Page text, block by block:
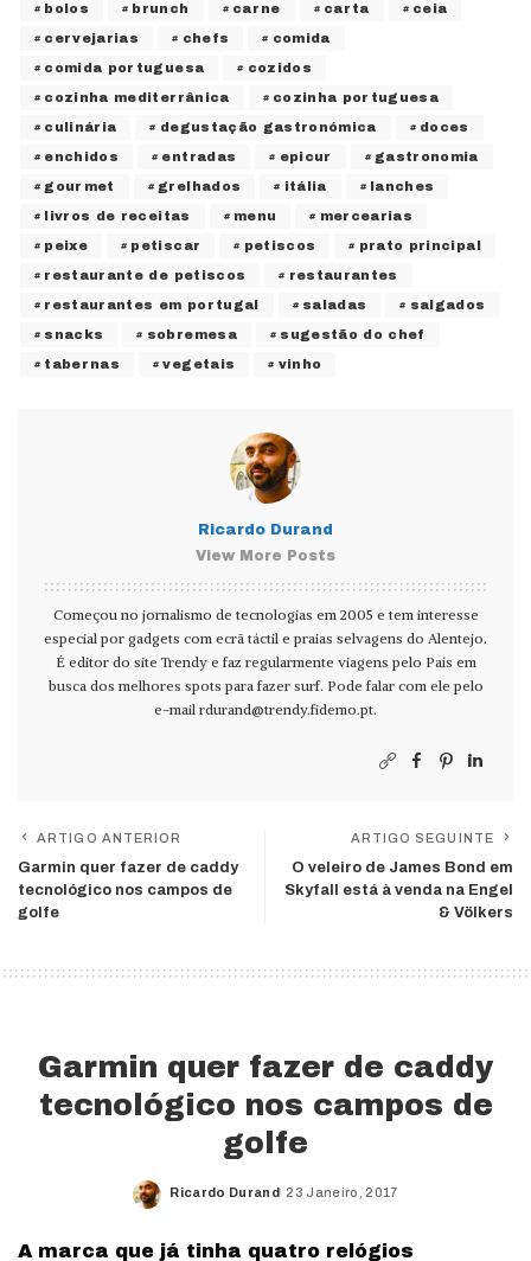
bolos brunch carne carta ceia
cervejarias chefs comida
comida portuguesa cozidos
cozinha mediterrânica cozinha portuguesa
culinária degustação gastronómica doces
enchidos entradas epicur gastronomia
gourmet grelhados itália lanches
livros de receitas menu mercearias
peixe petiscar petiscos prato principal
restaurante de petiscos restaurantes
restaurantes em portugal saladas salgados
snacks sobremesa sugestão do chef
tabernas vegetais vinho
Ricardo Durand
View More Posts
Começou no jornalismo de tecnologias em 2005 e tem interesse
especial por gadgets com ecrã táctil e praias selvagens do Alentejo.
É editor do site Trendy e faz regularmente viagens pelo País em
busca dos melhores spots para fazer surf. Pode falar com ele pelo
e-mail rdurand@trendy.fidemo.pt.
ARTIGO ANTERIOR
Garmin quer fazer de caddy
tecnológico nos campos de
golfe
ARTIGO SEGUINTE
O veleiro de James Bond em
Skyfall está à venda na Engel
& Völkers
Garmin quer fazer de caddy
tecnológico nos campos de
golfe
Posted
Ricardo Durand 23 Janeiro, 2017
A marca que já tinha quatro relógios